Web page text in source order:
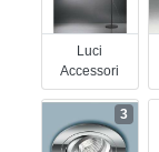
Luci
Accessori
3